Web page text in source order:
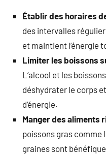
Établir des horaires
des intervalles
et maintient l’énergie
Limiter les boissons
L’alcool et les
déshydrater le corps
d’énergie.
Manger des aliments
poissons gras comme
graines sont